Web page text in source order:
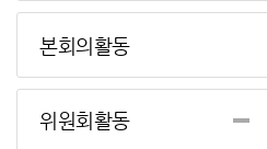
본회의활동
위원회활동